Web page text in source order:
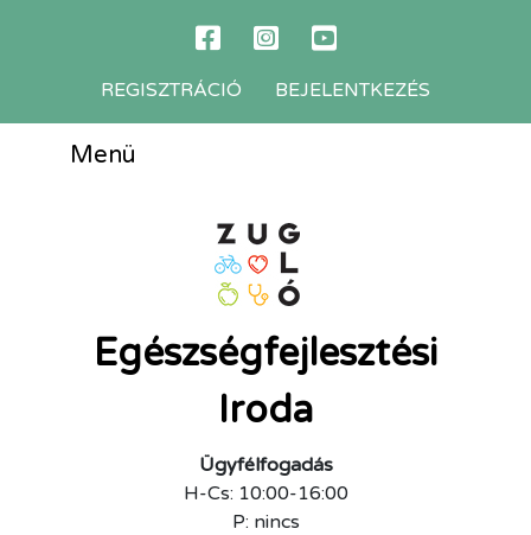
REGISZTRÁCIÓ BEJELENTKEZÉS
Menü
Egészségfejlesztési
Iroda
Ügyfélfogadás
H-Cs: 10:00-16:00
P: nincs